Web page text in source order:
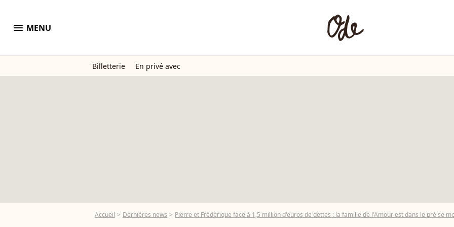
menu MENU
Billetterie En privé avec
Accueil Dernières news Pierre et Frédérique face à 1,5 million d'euros de dettes : la famille de l'Amour est dans le pré se